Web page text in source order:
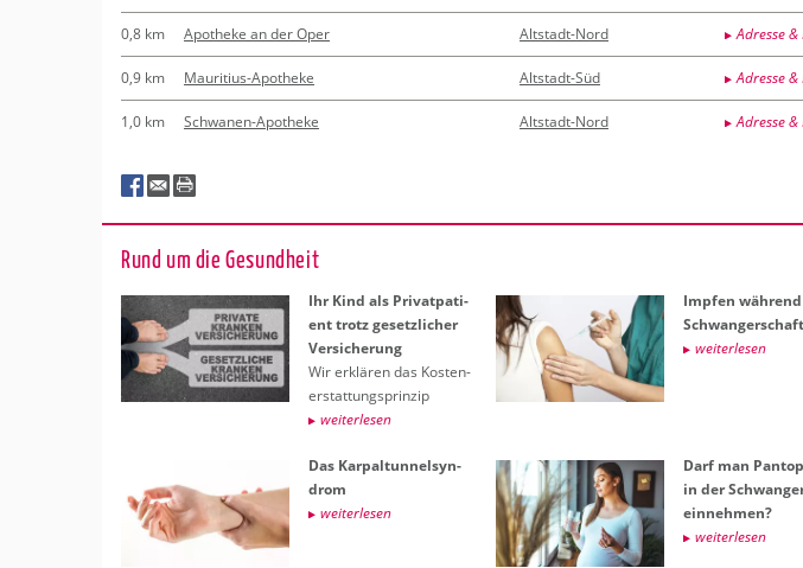
0,8 km Apotheke an der Oper Altstadt-Nord Adresse
0,9 km Mauritius-Apotheke Altstadt-Süd Adresse
1,0 km Schwanen-Apotheke Altstadt-Nord Adresse
Rund um die Ge­sund­heit
Ihr Kind als Pri­vat­pa­ti­
ent trotz ge­setz­li­cher
Ver­si­che­rung
Wir er­klä­ren das Kos­ten­
er­stat­tungs­prin­zip
wei­ter­le­sen
Imp­fen
Schwan­ger­schaft
wei­ter­le­sen
Das Kar­pal­tun­nel­syn­
drom
wei­ter­le­sen
Darf man
in der
ein­neh­men?
wei­ter­le­sen